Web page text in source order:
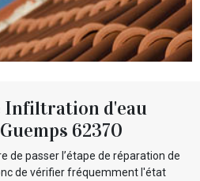
Infiltration d'eau
62370
de passer l’étape de réparation de
de vérifier fréquemment l'état